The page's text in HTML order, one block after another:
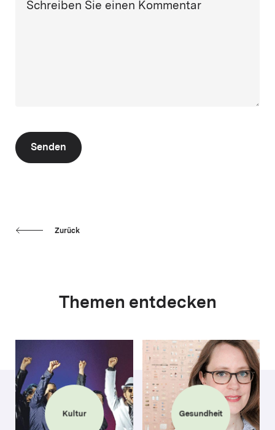
Schreiben Sie einen Kommentar
Senden
Zurück
Themen entdecken
Kultur Gesundheit